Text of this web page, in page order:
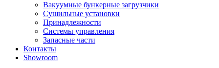
Вакуумные бункерные загрузчики
Сушильные установки
Принадлежности
Системы управления
Запасные части
Контакты
Showroom